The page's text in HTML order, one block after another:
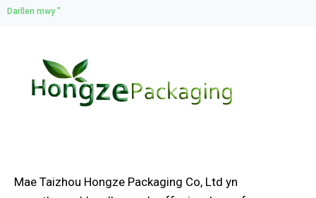
Darllen mwy "
Mae Taizhou Hongze Packaging Co, Ltd yn